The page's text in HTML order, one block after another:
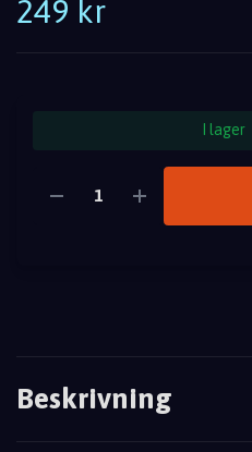
249 kr
I lager
Beskrivning